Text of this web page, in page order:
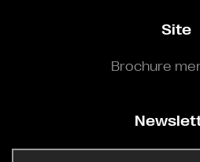
Site
Brochure